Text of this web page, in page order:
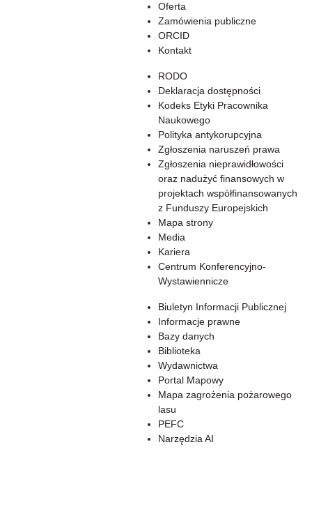
Oferta
Zamówienia publiczne
ORCID
Kontakt
RODO
Deklaracja dostępności
Kodeks Etyki Pracownika
Naukowego
Polityka antykorupcyjna
Zgłoszenia naruszeń prawa
Zgłoszenia nieprawidłowości
oraz nadużyć finansowych w
projektach współfinansowanych
z Funduszy Europejskich
Mapa strony
Media
Kariera
Centrum Konferencyjno-
Wystawiennicze
Biuletyn Informacji Publicznej
Informacje prawne
Bazy danych
Biblioteka
Wydawnictwa
Portal Mapowy
Mapa zagrożenia pożarowego
lasu
PEFC
Narzędzia AI